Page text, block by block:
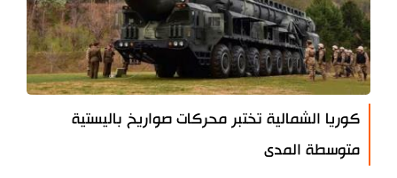
كوريا الشمالية تختبر محركات صواريخ باليستية
متوسطة المدى